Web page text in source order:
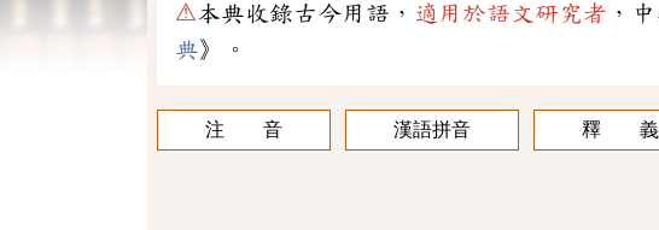
⚠本典收錄古今用語， 適用於語文研究者 ，
典》。
注 音 漢語拼音 釋 義